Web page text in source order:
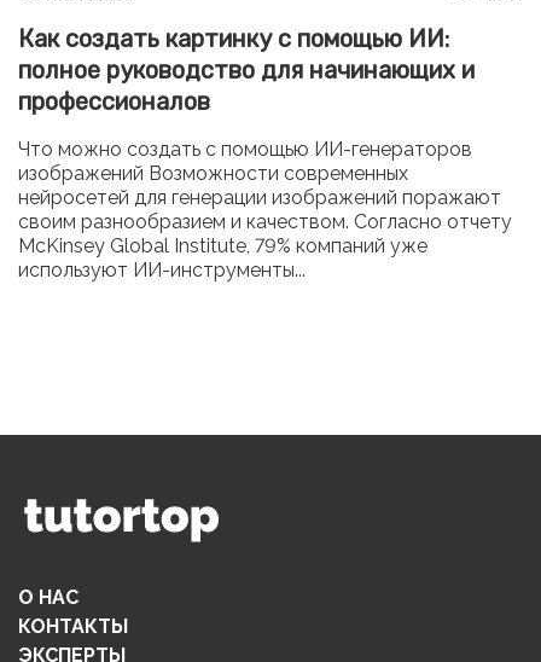
Как создать картинку с помощью ИИ:
полное руководство для начинающих и
профессионалов
Что можно создать с помощью ИИ-генераторов
изображений Возможности современных
нейросетей для генерации изображений поражают
своим разнообразием и качеством. Согласно отчету
McKinsey Global Institute, 79% компаний уже
используют ИИ-инструменты...
О НАС
КОНТАКТЫ
ЭКСПЕРТЫ